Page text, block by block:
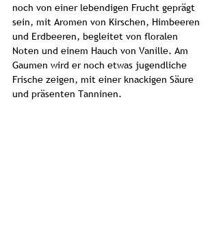
noch von einer lebendigen Frucht geprägt
sein, mit Aromen von Kirschen, Himbeeren
und Erdbeeren, begleitet von floralen
Noten und einem Hauch von Vanille. Am
Gaumen wird er noch etwas jugendliche
Frische zeigen, mit einer knackigen Säure
und präsenten Tanninen.